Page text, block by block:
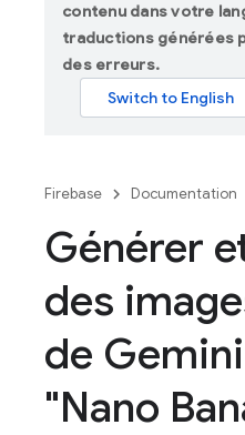
contenu dans votre
traductions générées
des erreurs.
Firebase Documentation
Générer
des
de
"Nano